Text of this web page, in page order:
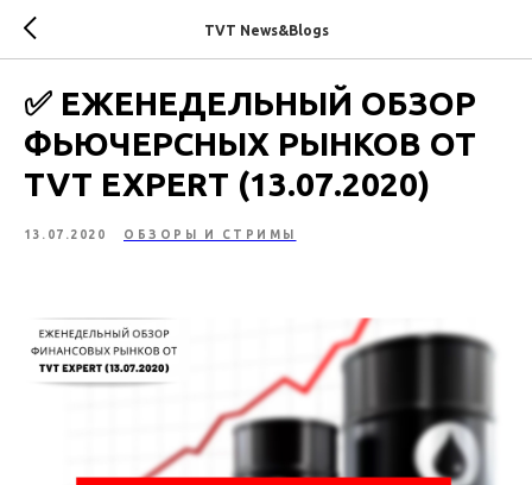
TVT News&Blogs
​​​​​​​​​​​​​​​​​​​​​​​​​​​​​​​​​​​​​​​​​​​​​​​​​​​​​​​​​​​​​​​​​​​​​​​​​​​​​​​​​​​​​​​​​​​​​​​​​​​​​​​​​​​​​​​​​​​​​​✅ ЕЖЕНЕДЕЛЬНЫЙ ОБЗОР
ФЬЮЧЕРСНЫХ РЫНКОВ ОТ
TVT EXPERT (13.07.2020)
13.07.2020 ОБЗОРЫ И СТРИМЫ